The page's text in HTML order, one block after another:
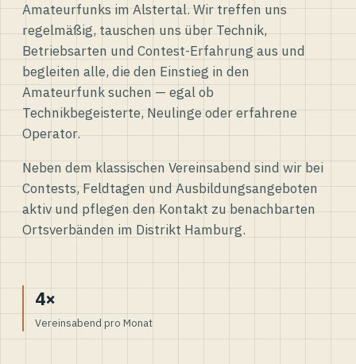
Amateurfunks im Alstertal. Wir treffen uns
regelmäßig, tauschen uns über Technik,
Betriebsarten und Contest-Erfahrung aus und
begleiten alle, die den Einstieg in den
Amateurfunk suchen — egal ob
Technikbegeisterte, Neulinge oder erfahrene
Operator.
Neben dem klassischen Vereinsabend sind wir bei
Contests, Feldtagen und Ausbildungsangeboten
aktiv und pflegen den Kontakt zu benachbarten
Ortsverbänden im Distrikt Hamburg.
4×
Vereinsabend pro Monat